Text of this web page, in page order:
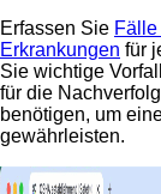
Erfassen Sie
Erkrankungen für
Sie wichtige
für die
benötigen, um
gewährleisten.